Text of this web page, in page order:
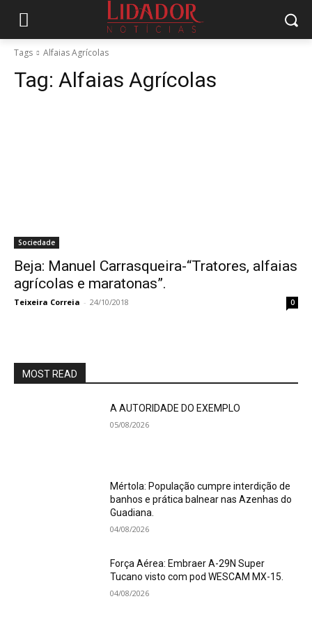
Tags Alfaias Agrícolas
Tag: Alfaias Agrícolas
Sociedade
Beja: Manuel Carrasqueira-“Tratores, alfaias
agrícolas e maratonas”.
Teixeira Correia - 24/10/2018 0
MOST READ
A AUTORIDADE DO EXEMPLO
05/08/2026
Mértola: População cumpre interdição de
banhos e prática balnear nas Azenhas do
Guadiana.
04/08/2026
Força Aérea: Embraer A-29N Super
Tucano visto com pod WESCAM MX-15.
04/08/2026